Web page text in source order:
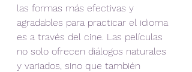
las formas más efectivas y
agradables para practicar el idioma
es a través del cine. Las películas
no solo ofrecen diálogos naturales
y variados, sino que también